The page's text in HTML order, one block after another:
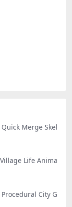
Quick Merge Skel
Village Life Anima
Procedural City G